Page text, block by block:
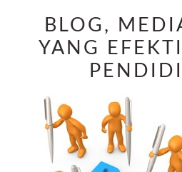
BLOG,
YANG